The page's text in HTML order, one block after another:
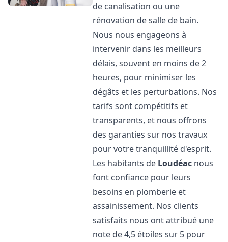
de canalisation ou une
rénovation de salle de bain.
Nous nous engageons à
intervenir dans les meilleurs
délais, souvent en moins de 2
heures, pour minimiser les
dégâts et les perturbations. Nos
tarifs sont compétitifs et
transparents, et nous offrons
des garanties sur nos travaux
pour votre tranquillité d'esprit.
Les habitants de Loudéac nous
font confiance pour leurs
besoins en plomberie et
assainissement. Nos clients
satisfaits nous ont attribué une
note de 4,5 étoiles sur 5 pour